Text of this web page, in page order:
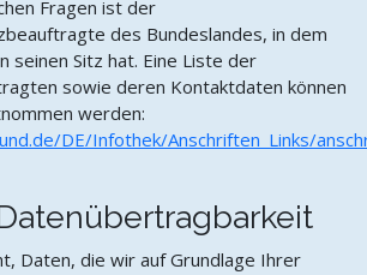
Fragen ist der
des Bundeslandes, in dem
seinen Sitz hat. Eine Liste der
sowie deren Kontaktdaten können
werden:
DE/Infothek/Anschriften_Links/
Daten, die wir auf Grundlage Ihrer